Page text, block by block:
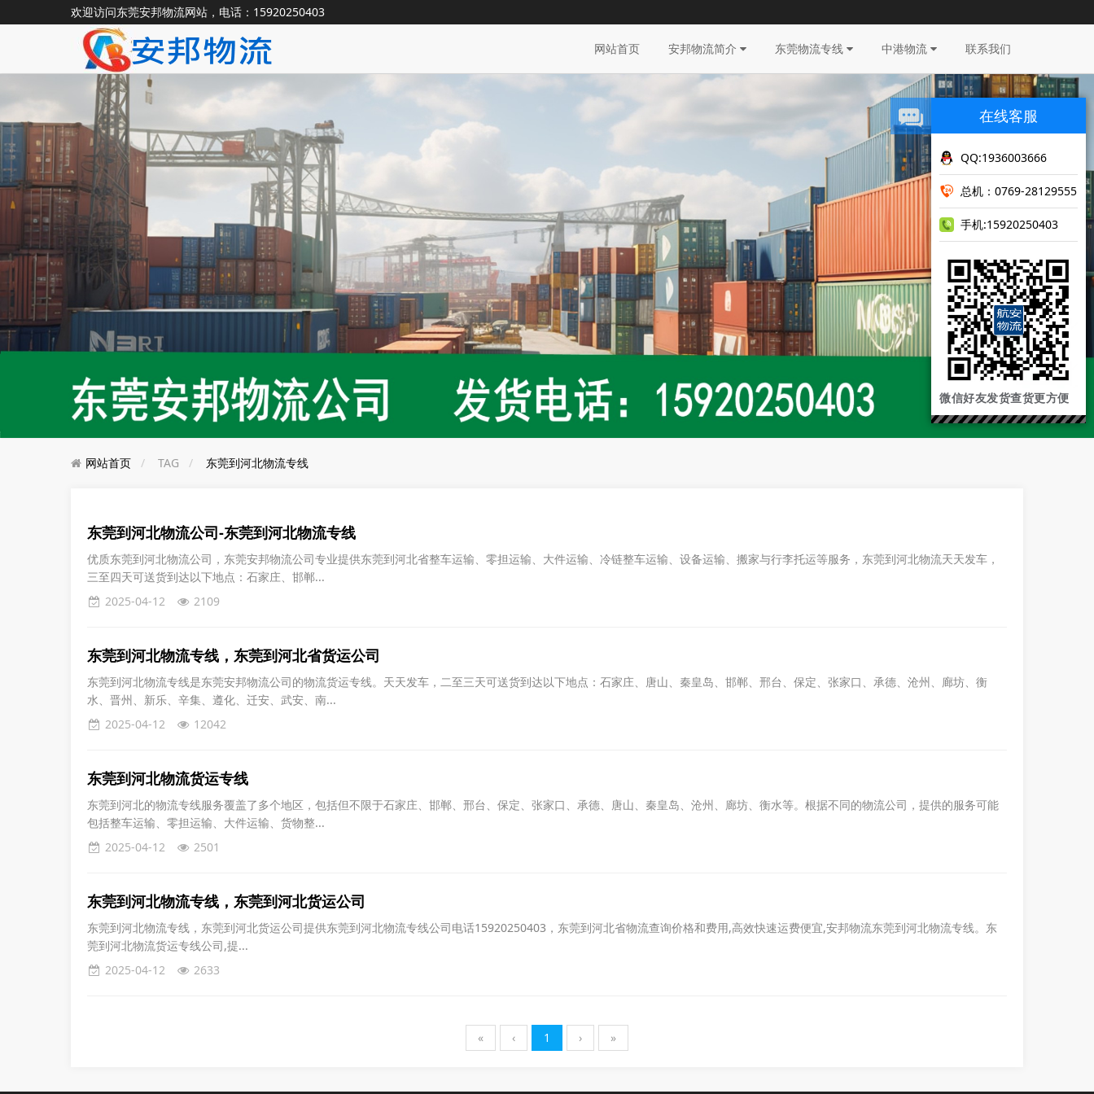
欢迎访问东莞安邦物流网站，电话：15920250403
网站首页 安邦物流简介 东莞物流专线 中港物流 联系我们
网站首页 TAG 东莞到河北物流专线
东莞到河北物流公司-东莞到河北物流专线
优质东莞到河北物流公司，东莞安邦物流公司专业提供东莞到河北省整车运输、零担运输、大件运输、冷链整车运输、设备运输、搬家与行李托运等服务，东莞到河北物流天天发车，
三至四天可送货到达以下地点：石家庄、邯郸...
2025-04-12
2109
东莞到河北物流专线，东莞到河北省货运公司
东莞到河北物流专线是东莞安邦物流公司的物流货运专线。天天发车，二至三天可送货到达以下地点：石家庄、唐山、秦皇岛、邯郸、邢台、保定、张家口、承德、沧州、廊坊、衡
水、晋州、新乐、辛集、遵化、迁安、武安、南...
2025-04-12
12042
东莞到河北物流货运专线
东莞到河北的物流专线服务覆盖了多个地区，包括但不限于石家庄、邯郸、邢台、保定、张家口、承德、唐山、秦皇岛、沧州、廊坊、衡水等。根据不同的物流公司，提供的服务可能
包括整车运输、零担运输、大件运输、货物整...
2025-04-12
2501
东莞到河北物流专线，东莞到河北货运公司
东莞到河北物流专线，东莞到河北货运公司提供东莞到河北物流专线公司电话15920250403，东莞到河北省物流查询价格和费用,高效快速运费便宜,安邦物流东莞到河北物流专线。东
莞到河北物流货运专线公司,提...
2025-04-12
2633
« ‹ 1 › »
在线客服
QQ:1936003666
总机：0769-28129555
手机:15920250403
微信好友发货查货更方便